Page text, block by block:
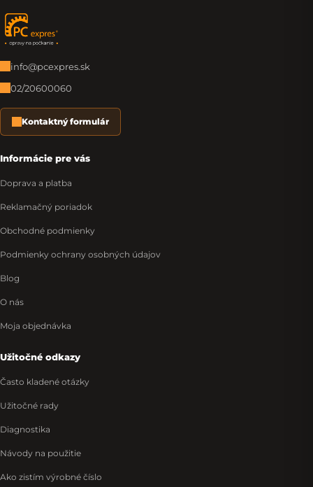
Zápätie
info@pcexpres.sk
02/20600060
Kontaktný formulár
Informácie pre vás
Doprava a platba
Reklamačný poriadok
Obchodné podmienky
Podmienky ochrany osobných údajov
Blog
O nás
Moja objednávka
Užitočné odkazy
Často kladené otázky
Užitočné rady
Diagnostika
Návody na použitie
Ako zistím výrobné číslo